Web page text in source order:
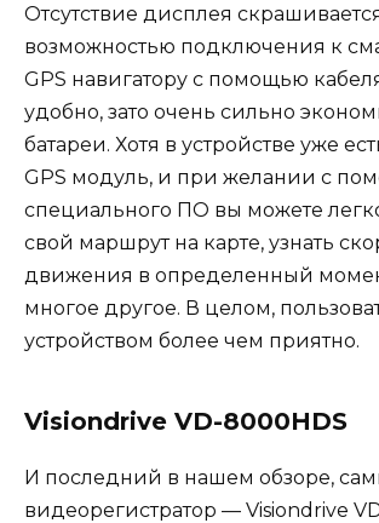
Отсутствие дисплея
возможностью подключения к
GPS навигатору с помощью
удобно, зато очень сильно
батареи. Хотя в устройстве уже
GPS модуль, и при желании с
специального ПО вы можете
свой маршрут на карте, узнать
движения в определенный
многое другое. В целом,
устройством более чем приятно.
Visiondrive VD-8000HDS
И последний в нашем обзоре,
видеорегистратор — Visiondrive